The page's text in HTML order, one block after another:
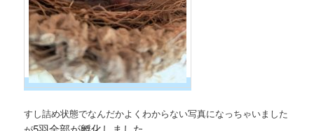
すし詰め状態でなんだかよくわからない写真になっちゃいました